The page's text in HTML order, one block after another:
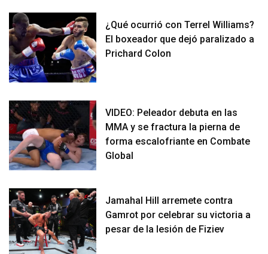
¿Qué ocurrió con Terrel Williams?
El boxeador que dejó paralizado a
Prichard Colon
VIDEO: Peleador debuta en las
MMA y se fractura la pierna de
forma escalofriante en Combate
Global
Jamahal Hill arremete contra
Gamrot por celebrar su victoria a
pesar de la lesión de Fiziev